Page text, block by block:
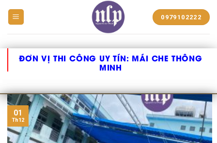
NHỰA
0979102222
ĐƠN VỊ THI CÔNG UY TÍN: MÁI CHE THÔNG
MINH
01
Th12